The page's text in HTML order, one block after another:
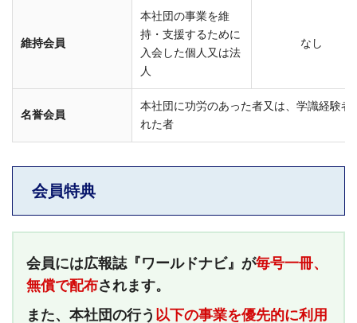
維持会員
本社団の事業を維
持・支援するために
入会した個人 又は法
人
なし
名誉会員
本社団に功労のあった者又は、学識経験
れた者
会員特典
会員には広報誌『ワールドナビ』が毎号一冊、
無償で配布されます。
また、本社団の行う 以下の事業を優先的に利用